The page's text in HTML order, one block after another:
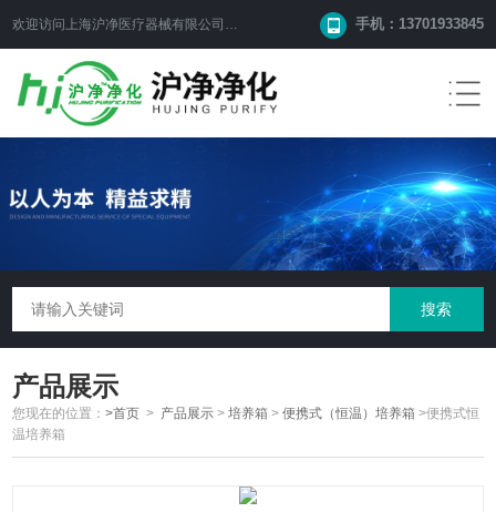
欢迎访问上海沪净医疗器械有限公司网站！ 手机：13701933845
产品展示
您现在的位置：>首页 > 产品展示 >培养箱 >便携式（恒温）培养箱 >便携式恒
温培养箱